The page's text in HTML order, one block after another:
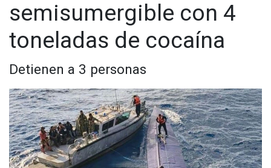
semisumergible con 4
toneladas de cocaína
Detienen a 3 personas